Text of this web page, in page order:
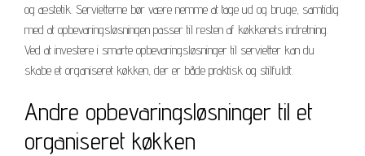
og æstetik. Servietterne bør være nemme at tage ud og bruge, samtidig
med at opbevaringsløsningen passer til resten af køkkenets indretning.
Ved at investere i smarte opbevaringsløsninger til servietter kan du
skabe et organiseret køkken, der er både praktisk og stilfuldt.
Andre opbevaringsløsninger til et
organiseret køkken